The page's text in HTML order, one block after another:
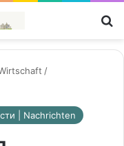
/
| Nachrichten